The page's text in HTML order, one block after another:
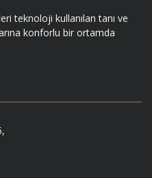
teknoloji kullanılan tanı ve
konforlu bir ortamda